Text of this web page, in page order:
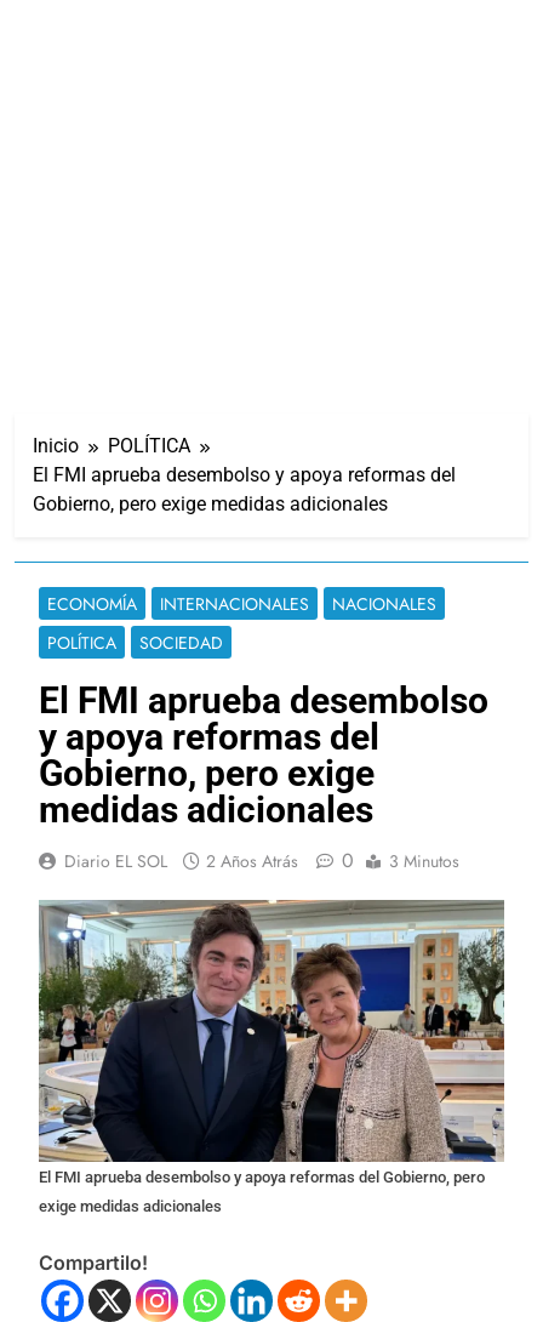
Inicio
POLÍTICA
El FMI aprueba desembolso y apoya reformas del
Gobierno, pero exige medidas adicionales
ECONOMÍA INTERNACIONALES
NACIONALES
POLÍTICA
SOCIEDAD
El FMI aprueba desembolso
y apoya reformas del
Gobierno, pero exige
medidas adicionales
Diario EL SOL 2 Años Atrás 0 3 Minutos
El FMI aprueba desembolso y apoya reformas del Gobierno, pero
exige medidas adicionales
Compartilo!